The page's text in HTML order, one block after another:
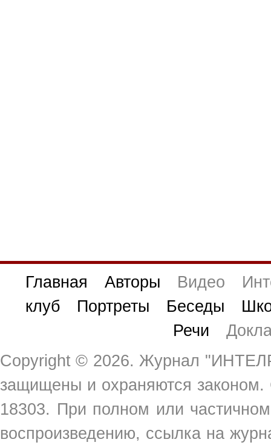
Главная Авторы Видео
клуб
Портреты Беседы
Речи
Copyright © 2026. Журнал
защищены и охраняются
18303. При полном или
воспроизведению, ссылка на